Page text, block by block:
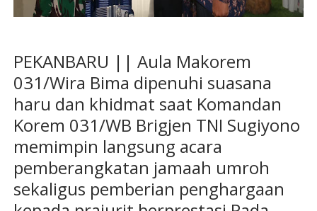
PEKANBARU || Aula Makorem
031/Wira Bima dipenuhi suasana
haru dan khidmat saat Komandan
Korem 031/WB Brigjen TNI Sugiyono
memimpin langsung acara
pemberangkatan jamaah umroh
sekaligus pemberian penghargaan